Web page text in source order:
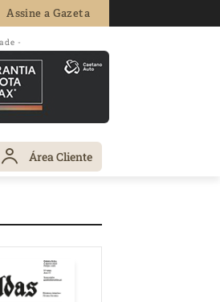
Assine a Gazeta
-
Área Cliente